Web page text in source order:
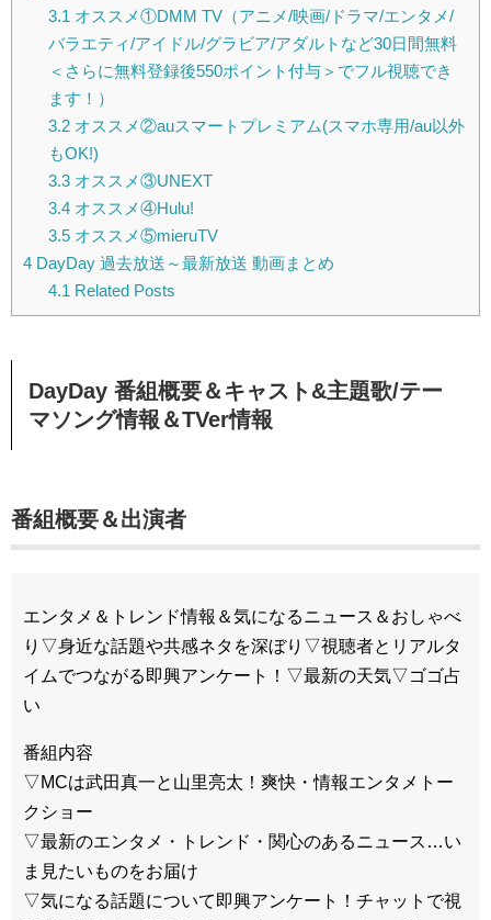
3.1 オススメ①DMM TV（アニメ/映画/ドラマ/エンタメ/
バラエティ/アイドル/グラビア/アダルトなど30日間無料
＜さらに無料登録後550ポイント付与＞でフル視聴でき
ます！）
3.2オススメ②auスマートプレミアム(スマホ専用/au以外
もOK!)
3.3オススメ③UNEXT
3.4オススメ④Hulu!
3.5オススメ⑤mieruTV
4 DayDay 過去放送～最新放送 動画まとめ
4.1 Related Posts
DayDay 番組概要＆キャスト&主題歌/テー
マソング情報＆TVer情報
番組概要＆出演者
エンタメ＆トレンド情報＆気になるニュース＆おしゃべ
り▽身近な話題や共感ネタを深ぼり▽視聴者とリアルタ
イムでつながる即興アンケート！▽最新の天気▽ゴゴ占
い
番組内容
▽MCは武田真一と山里亮太！爽快・情報エンタメトー
クショー
▽最新のエンタメ・トレンド・関心のあるニュース…い
ま見たいものをお届け
▽気になる話題について即興アンケート！チャットで視